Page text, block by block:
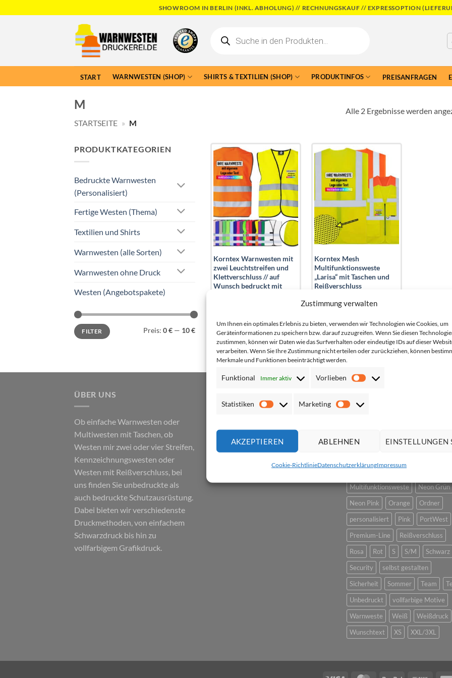
Zustimmung verwalten
Um Ihnen ein optimales Erlebnis zu bieten, verwenden wir Technologien wie Cookies, um
Geräteinformationen zu speichern bzw. darauf zuzugreifen. Wenn Sie diesen
zustimmen, können wir Daten wie das Surfverhalten oder eindeutige IDs auf dieser
verarbeiten. Wenn Sie Ihre Zustimmung nicht erteilen oder zurückziehen, können
Merkmale und Funktionen beeinträchtigt werden.
Funktional Immer aktiv Vorlieben
Vorlieben
Statistiken
Statistiken
Marketing
Marketing
AKZEPTIEREN ABLEHNEN EINSTELLUNGEN
Cookie-RichtlinieDatenschutzerklärungImpressum
to
SHOWROOM IN BERLIN (INKL. ABHOLUNG) // RECHNUNGSKAUF // EXPRESSOPTION
search
START WARNWESTEN (SHOP) SHIRTS & TEXTILIEN (SHOP) PRODUKTINFOS PREISANFRAGEN
M
STARTSEITE » M
Alle 2 Ergebnisse werden
PRODUKTKATEGORIEN
Bedruckte Warnwesten
(Personalisiert)
Fertige Westen (Thema)
Textilien und Shirts
Warnwesten (alle Sorten)
Warnwesten ohne Druck
Westen (Angebotspakete)
Min.
Preis
Max.
PreisFILTER Preis: 0 € — 10 €
Add to
wishlist
Korntex Warnwesten mit
zwei Leuchtstreifen und
Klettverschluss // auf
Wunsch bedruckt mit
Brutto*:4,49€
Add to
wishlist
Korntex Mesh
Multifunktionsweste
„Larisa“ mit Taschen und
Reißverschluss
8,39
Brutto*:9,99€
ÜBER UNS
Ob einfache Warnwesten oder
Multiwesten mit Taschen, ob
Westen mir zwei oder vier Streifen,
Kennzeichnungswesten oder
Westen mit Reißverschluss, bei
uns finden Sie unbedruckte als
auch bedruckte Schutzausrüstung.
Dabei bieten wir verschiedenste
Druckmethoden, von einfachem
Schwarzdruck bis hin zu
vollfarbigem Grafikdruck.
Vertrag widerrufen
Blau
C470 Feuerwehr
Foto
L/XL
Logo Magenta
Multifunktionsweste
Neon Grün
Neon Pink
Orange
Ordner
personalisiert
Pink
PortWest
Premium-Line
Reißverschluss
Rosa
Rot S S/M
Schwarz
Security
selbst gestalten
Sicherheit
Sommer Team
Unbedruckt
vollfarbige Motive
Warnweste
Weiß
Weißdruck
Wunschtext
XS XXL/3XL